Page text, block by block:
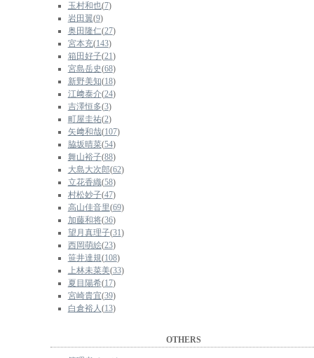
玉村和也(7)
岩田翼(9)
奥田隆仁(27)
宮本充(143)
箱田好子(21)
宮島岳史(68)
新野美知(18)
江﨑泰介(24)
吉澤恒多(3)
町屋圭祐(2)
矢﨑和哉(107)
脇坂晴菜(54)
舞山裕子(88)
大島大次郎(62)
立花香織(58)
村松妙子(47)
高山佳音里(69)
加藤和将(36)
望月真理子(31)
西岡萌絵(23)
笹井達規(108)
上林未菜美(33)
夏目陽希(17)
宮崎貴宜(39)
白倉裕人(13)
OTHERS